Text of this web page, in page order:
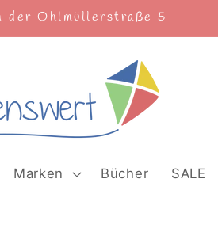
Marken Bücher SALE